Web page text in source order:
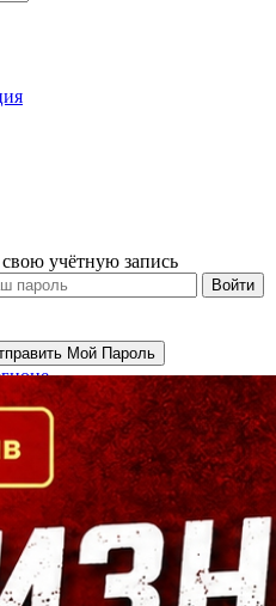
учётную запись